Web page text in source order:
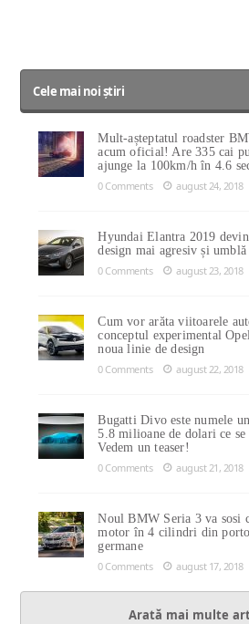
Cele mai noi știri
Mult-așteptatul roadster
acum oficial! Are 335 cai
ajunge la 100km/h în 4.6
0 Comments
august 24, 2018
Hyundai Elantra 2019
design mai agresiv și
0 Comments
august 23, 2018
Cum vor arăta viitoarele
conceptul experimental
noua linie de design
0 Comments
august 22, 2018
Bugatti Divo este numele
5.8 milioane de dolari ce se
Vedem un teaser!
0 Comments
august 21, 2018
Noul BMW Seria 3 va sosi
motor în 4 cilindri din
germane
0 Comments
august 17, 2018
Arată mai multe